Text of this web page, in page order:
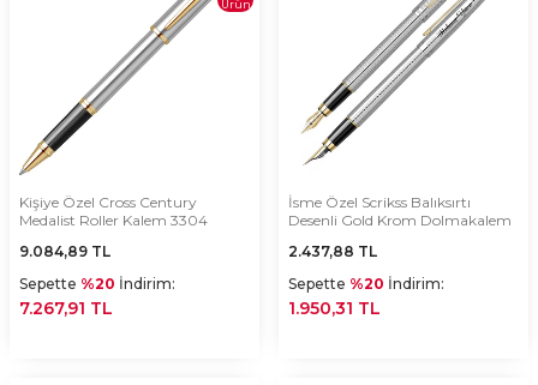
Ürün
Kişiye Özel Cross Century
Medalist Roller Kalem 3304
9.084,89 TL
Sepette %20 İndirim:
7.267,91 TL
İsme Özel Scrikss Balıksırtı
Desenli Gold Krom Dolmakalem
2.437,88 TL
Sepette %20 İndirim:
1.950,31 TL